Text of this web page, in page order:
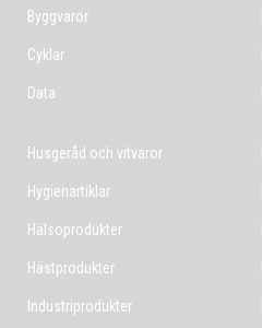
Byggvaror
Cyklar
Data
Husgeråd och vitvaror
Hygienartiklar
Hälsoprodukter
Hästprodukter
Industriprodukter